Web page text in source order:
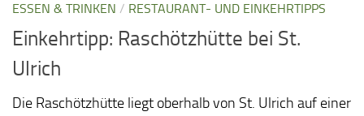
ESSEN & TRINKEN / RESTAURANT- UND EINKEHRTIPPS
Einkehrtipp: Raschötzhütte bei St.
Ulrich
Die Raschötzhütte liegt oberhalb von St. Ulrich auf einer